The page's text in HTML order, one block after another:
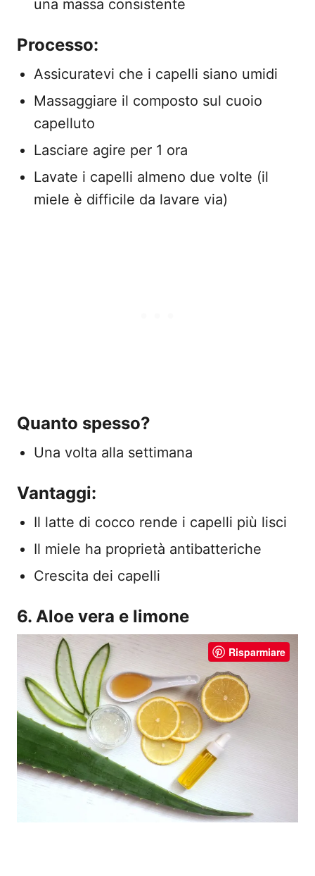
una massa consistente
Processo:
Assicuratevi che i capelli siano umidi
Massaggiare il composto sul cuoio
capelluto
Lasciare agire per 1 ora
Lavate i capelli almeno due volte (il
miele è difficile da lavare via)
Quanto spesso?
Una volta alla settimana
Vantaggi:
Il latte di cocco rende i capelli più lisci
Il miele ha proprietà antibatteriche
Crescita dei capelli
6. Aloe vera e limone
Risparmiare